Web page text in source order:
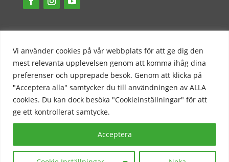
Vi använder cookies på vår webbplats för att ge dig den
mest relevanta upplevelsen genom att komma ihåg dina
preferenser och upprepade besök. Genom att klicka på
"Acceptera alla" samtycker du till användningen av ALLA
cookies. Du kan dock besöka "Cookieinställningar" för att
ge ett kontrollerat samtycke.
Acceptera
PR-POLICY
KONTAKT
COPYRIGHT 2023 © Nicklas Kokbok - en mjölkfri